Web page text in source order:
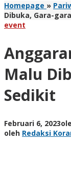
Homepage »
Dibuka, Gara-
event
Malu
Sedikit
Februari 6, 2023
oleh Redaksi